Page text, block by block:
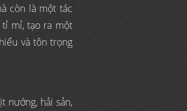
còn là một tác
mỉ, tạo ra một
và tôn trọng
nướng, hải sản,